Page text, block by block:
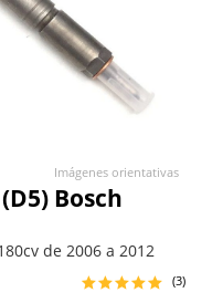
Bosch
de 2006 a 2012
(3)
Imágenes orientativas